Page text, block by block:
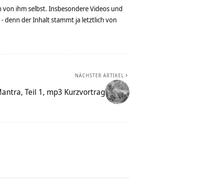
ihm selbst. Insbesondere Videos und
denn der Inhalt stammt ja letztlich von
NÄCHSTER ARTIKEL
Teil 1, mp3 Kurzvortrag